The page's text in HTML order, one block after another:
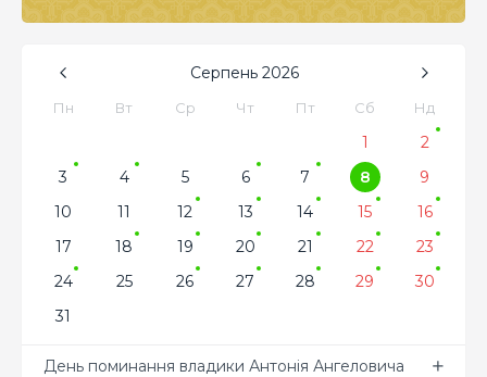
Серпень 2026
Пн Вт Ср Чт Пт Сб Нд
1
2
3
4 5 6 7 8
9
10
11 12 13 14 15
16
17
18 19 20 21 22
23
24
25 26 27 28 29
30
31
День поминання владики Антонія Ангеловича